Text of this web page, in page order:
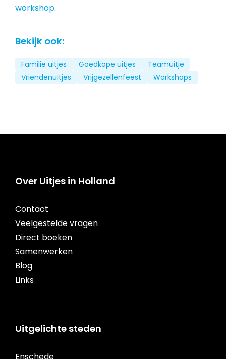
workshop.
Bekijk ook:
Familie uitjes Goedkope uitjes
Teamuitje
Vriendenuitjes
Vrijgezellenfeest Workshops
Over Uitjes in Holland
Contact
Veelgestelde vragen
Direct boeken
Samenwerken
Blog
Links
Uitgelichte steden